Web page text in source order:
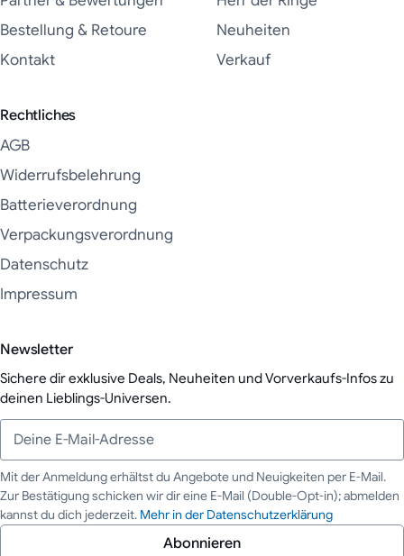
Bestellung & Retoure
Kontakt
Neuheiten
Verkauf
Rechtliches
AGB
Widerrufsbelehrung
Batterieverordnung
Verpackungsverordnung
Datenschutz
Impressum
Newsletter
Sichere dir exklusive Deals, Neuheiten und Vorverkaufs-Infos zu
deinen Lieblings-Universen.
Deine E-Mail-Adresse
Mit der Anmeldung erhältst du Angebote und Neuigkeiten per E-Mail.
Zur Bestätigung schicken wir dir eine E-Mail (Double-Opt-in); abmelden
kannst du dich jederzeit. Mehr in der Datenschutzerklärung
Abonnieren